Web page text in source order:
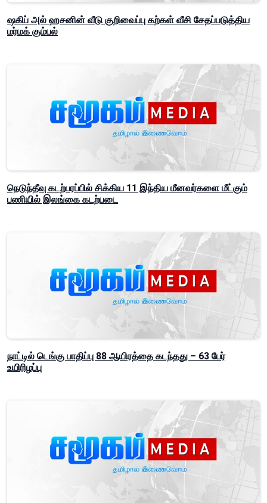
ஷகிப் அல் ஹசனின் வீடு குறிவைப்பு கற்கள் வீசி சேதப்படுத்திய
மர்மக் கும்பல்
நெடுந்தீவு கடற்பரப்பில் சிக்கிய 11 இந்திய மீனவர்களை மீட்கும்
பணியில் இலங்கை கடற்படை
நாட்டில் டெங்கு பாதிப்பு 88 ஆயிரத்தை கடந்தது – 63 பேர்
உயிரிழப்பு